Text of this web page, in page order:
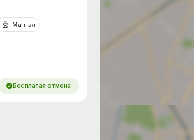
Мангал
Бесплатая отмена